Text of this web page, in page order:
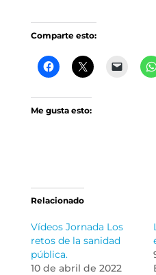
Comparte esto:
Me gusta esto:
Relacionado
Vídeos Jornada Los
retos de la sanidad
pública.
10 de abril de 2022